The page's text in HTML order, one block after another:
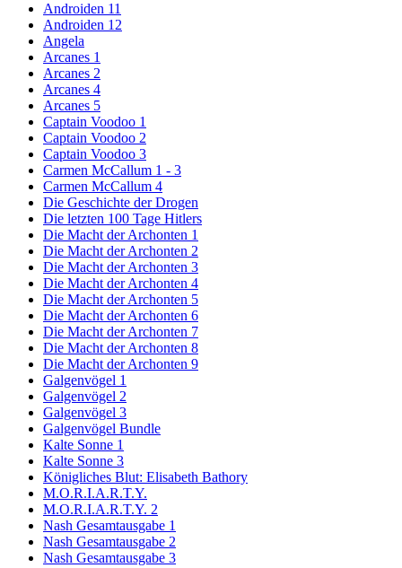
Androiden 11
Androiden 12
Angela
Arcanes 1
Arcanes 2
Arcanes 4
Arcanes 5
Captain Voodoo 1
Captain Voodoo 2
Captain Voodoo 3
Carmen McCallum 1 - 3
Carmen McCallum 4
Die Geschichte der Drogen
Die letzten 100 Tage Hitlers
Die Macht der Archonten 1
Die Macht der Archonten 2
Die Macht der Archonten 3
Die Macht der Archonten 4
Die Macht der Archonten 5
Die Macht der Archonten 6
Die Macht der Archonten 7
Die Macht der Archonten 8
Die Macht der Archonten 9
Galgenvögel 1
Galgenvögel 2
Galgenvögel 3
Galgenvögel Bundle
Kalte Sonne 1
Kalte Sonne 3
Königliches Blut: Elisabeth Bathory
M.O.R.I.A.R.T.Y.
M.O.R.I.A.R.T.Y. 2
Nash Gesamtausgabe 1
Nash Gesamtausgabe 2
Nash Gesamtausgabe 3